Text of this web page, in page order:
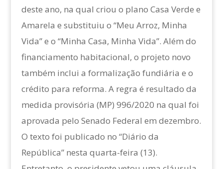
deste ano, na qual criou o plano Casa Verde e
Amarela e substituiu o “Meu Arroz, Minha
Vida” e o “Minha Casa, Minha Vida”. Além do
financiamento habitacional, o projeto novo
também inclui a formalização fundiária e o
crédito para reforma. A regra é resultado da
medida provisória (MP) 996/2020 na qual foi
aprovada pelo Senado Federal em dezembro.
O texto foi publicado no “Diário da
República” nesta quarta-feira (13).